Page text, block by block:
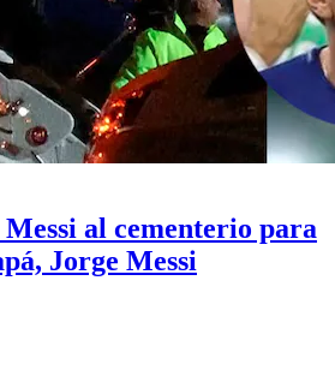
al cementerio para
Jorge Messi